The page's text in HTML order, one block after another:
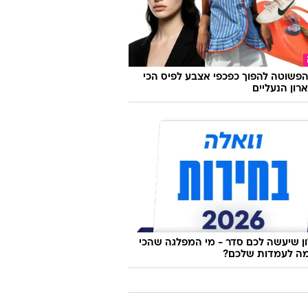
להפוך כפכפי אצבע לפיס הכי
הנעליים
שיעשה לכם סדר - מי המפלגה שהכי
לעמדות שלכם?